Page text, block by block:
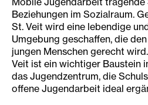
Beziehungen im Sozialraum.
St. Veit wird eine lebendige
Umgebung geschaffen, die
jungen Menschen gerecht
Veit ist ein wichtiger Baustein
das Jugendzentrum, die
offene Jugendarbeit ideal